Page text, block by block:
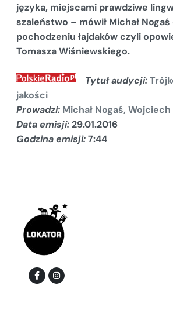
języka, miejscami prawdziwe
szaleństwo – mówił Michał Nogaś
pochodzeniu łajdaków czyli
Tomasza Wiśniewskiego.
Tytuł audycji:
jakości
Prowadzi: Michał Nogaś, Wojciech
Data emisji:29.01.2016
Godzina emisji:7:44